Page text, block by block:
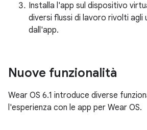
Installa l'app sul dispositivo
diversi flussi di lavoro rivolti agli
dall'app.
Nuove funzionalità
Wear OS 6.1 introduce diverse
l'esperienza con le app per Wear OS.